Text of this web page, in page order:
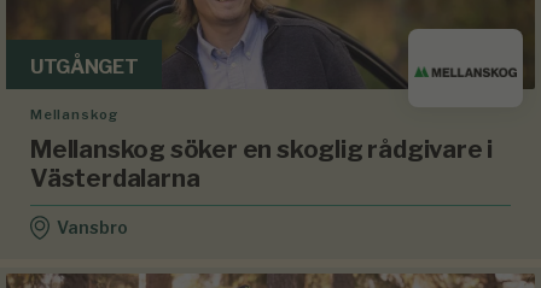
UTGÅNGET
Mellanskog
Mellanskog söker en skoglig rådgivare i
Västerdalarna
Vansbro